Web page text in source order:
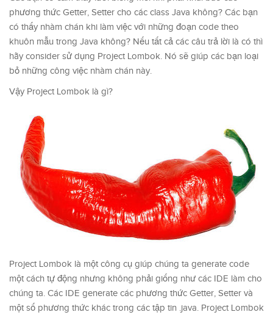
phương thức Getter, Setter cho các class Java không? Các bạn
có thấy nhàm chán khi làm việc với những đoạn code theo
khuôn mẫu trong Java không? Nếu tất cả các câu trả lời là có thì
hãy consider sử dụng Project Lombok. Nó sẽ giúp các bạn loại
bỏ những công việc nhàm chán này.
Vậy Project Lombok là gì?
Project Lombok là một công cụ giúp chúng ta generate code
một cách tự động nhưng không phải giống như các IDE làm cho
chúng ta. Các IDE generate các phương thức Getter, Setter và
một số phương thức khác trong các tập tin .java. Project Lombok